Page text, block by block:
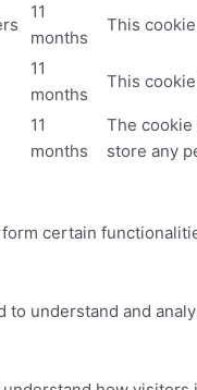
11
months
This
11
months
This
11
months
The cookie
store any
certain
to understand and